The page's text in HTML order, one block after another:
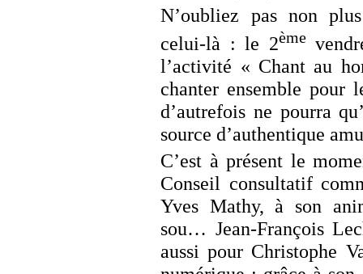
N’oubliez pas non
celui-là : le 2ème
l’activité « Chant au
chanter ensemble pour
d’autrefois ne pourra
source d’authentique
C’est à présent le
Conseil consultatif
Yves Mathy, à son
sou… Jean-François
aussi pour Christophe